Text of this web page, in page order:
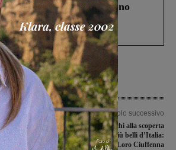
in A1 in cui morirono
Franco. Lo schianto, il
ai sorpassi fra tir....
Articolo successivo
Due giornalisti tedeschi alla scoperta
di alcuni borghi più belli d’Italia:
tappa anche a Loro Ciuffenna